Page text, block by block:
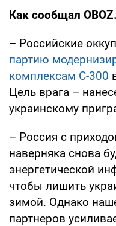
Как сообщал
– Российские
партию
комплексам С-300
Цель врага –
украинскому
– Россия с
наверняка снова
энергетической
чтобы лишить
зимой. Однако
партнеров